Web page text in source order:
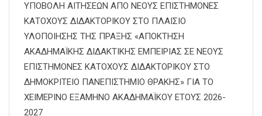
ΥΠΟΒΟΛΗ ΑΙΤΗΣΕΩΝ ΑΠΟ ΝΕΟΥΣ ΕΠΙΣΤΗΜΟΝΕΣ
ΚΑΤΟΧΟΥΣ ΔΙΔΑΚΤΟΡΙΚΟΥ ΣΤΟ ΠΛΑΙΣΙΟ
ΥΛΟΠΟΙΗΣΗΣ ΤΗΣ ΠΡΑΞΗΣ «ΑΠΟΚΤΗΣΗ
ΑΚΑΔΗΜΑΪΚΗΣ ΔΙΔΑΚΤΙΚΗΣ ΕΜΠΕΙΡΙΑΣ ΣΕ ΝΕΟΥΣ
ΕΠΙΣΤΗΜΟΝΕΣ ΚΑΤΟΧΟΥΣ ΔΙΔΑΚΤΟΡΙΚΟΥ ΣΤΟ
ΔΗΜΟΚΡΙΤΕΙΟ ΠΑΝΕΠΙΣΤΗΜΙΟ ΘΡΑΚΗΣ» ΓΙΑ ΤΟ
ΧΕΙΜΕΡΙΝΟ ΕΞΑΜΗΝΟ ΑΚΑΔΗΜΑΪΚΟΥ ΕΤΟΥΣ 2026-
2027